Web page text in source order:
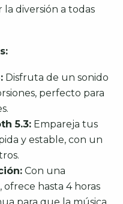
diversión a todas
Disfruta de un sonido
perfecto para
5.3: Empareja tus
y estable, con un
Con una
ofrece hasta 4 horas